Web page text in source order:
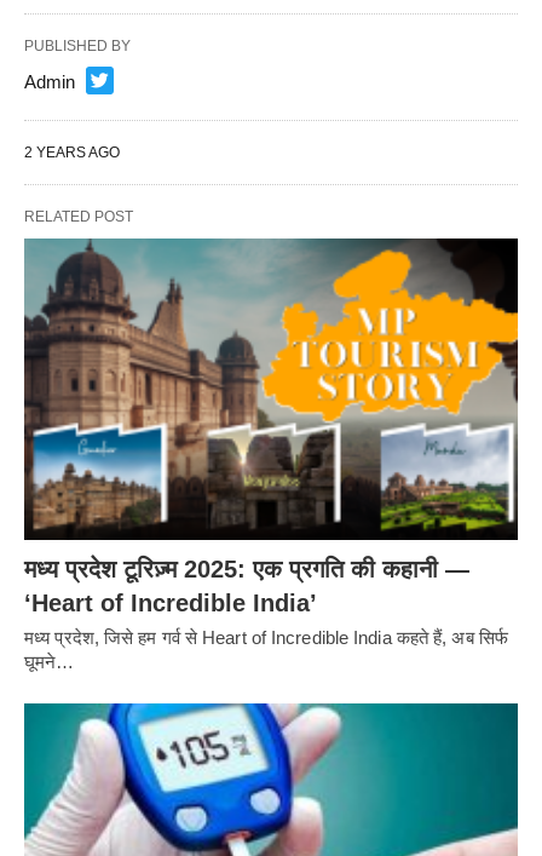
PUBLISHED BY
Admin
2 YEARS AGO
RELATED POST
मध्य प्रदेश टूरिज़्म 2025: एक प्रगति की कहानी —
‘Heart of Incredible India’
मध्य प्रदेश, जिसे हम गर्व से Heart of Incredible India कहते हैं, अब सिर्फ
घूमने…